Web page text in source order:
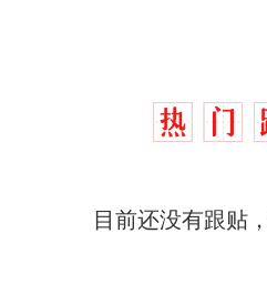
目前还没有跟贴
么？